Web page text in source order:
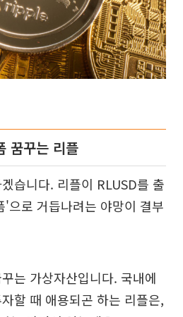
꿈꾸는 리플
습니다. 리플이 RLUSD를 출
으로 거듭나려는 야망이 결부
는 가상자산입니다. 국내에
할 때 애용되곤 하는 리플은,